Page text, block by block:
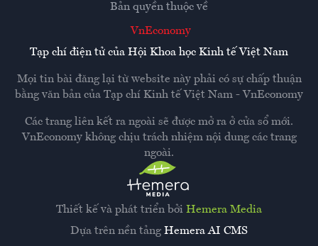
Thiết kế và phát triển bởi Hemera Media
Dựa trên nền tảng Hemera AI CMS
Bản quyền thuộc về
VnEconomy
Tạp chí điện tử của Hội Khoa học Kinh tế Việt Nam
Mọi tin bài đăng lại từ website này phải có sự chấp thuận
bằng văn bản của Tạp chí Kinh tế Việt Nam - VnEconomy
Các trang liên kết ra ngoài sẽ được mở ra ở cửa sổ mới.
VnEconomy không chịu trách nhiệm nội dung các trang
ngoài.